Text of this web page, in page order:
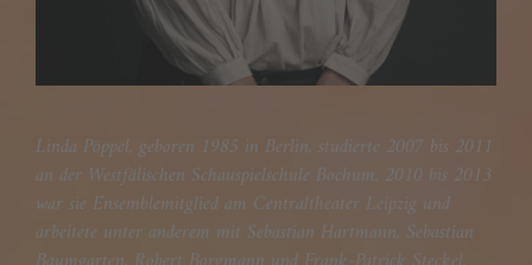
Linda Pöppel, geboren 1985 in Berlin, studierte 2007 bis 2011
an der Westfälischen Schauspielschule Bochum. 2010 bis 2013
war sie Ensemblemitglied am Centraltheater Leipzig und
arbeitete unter anderem mit Sebastian Hartmann, Sebastian